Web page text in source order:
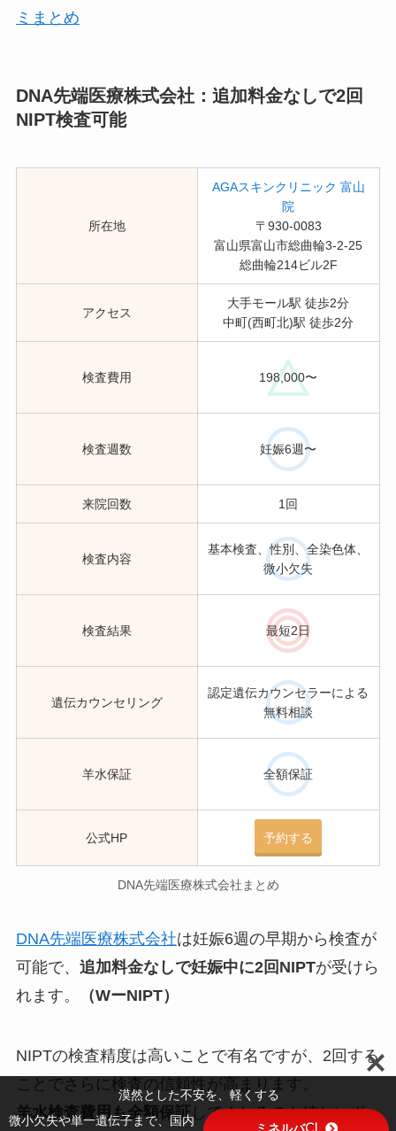
ミまとめ
DNA先端医療株式会社：追加料金なしで2回
NIPT検査可能
所在地
AGAスキンクリニック 富山
院
〒930-0083
富山県富山市総曲輪3-2-25
総曲輪214ビル2F
アクセス
大手モール駅 徒歩2分
中町(西町北)駅 徒歩2分
検査費用 198,000〜
検査週数 妊娠6週〜
来院回数 1回
検査内容
基本検査、性別、全染色体、
微小欠失
検査結果 最短2日
遺伝カウンセリング
認定遺伝カウンセラーによる
無料相談
羊水保証 全額保証
公式HP 予約する
DNA先端医療株式会社まとめ
DNA先端医療株式会社は妊娠6週の早期から検査が
可能で、 追加料金なしで妊娠中に2回NIPTが受けら
れます。
（WーNIPT）
NIPTの検査精度は高いことで有名ですが、2回する
ことでさらに検査の信頼性が高まります。
羊水検査費用も全額保証してくれるのも嬉しいポ
漠然とした不安を、軽くする
微小欠失や単一遺伝子まで、国内